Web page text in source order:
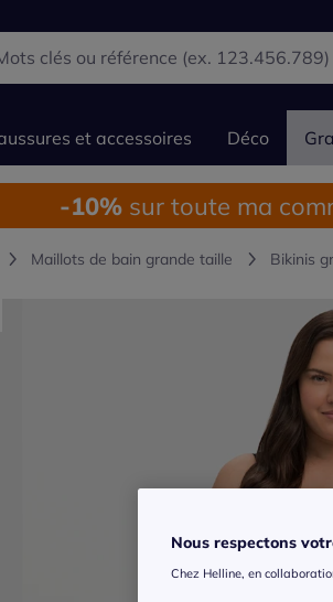
et accessoires Déco
-10% sur toute ma
Maillots de bain grande taille Bikinis
Nous respectons
Chez Helline, en